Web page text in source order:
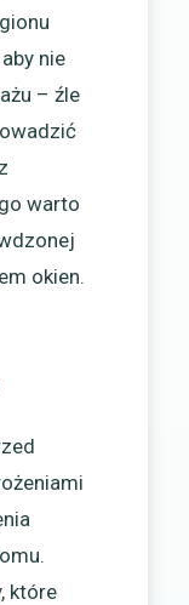
nie
– źle
warto
okien.
które